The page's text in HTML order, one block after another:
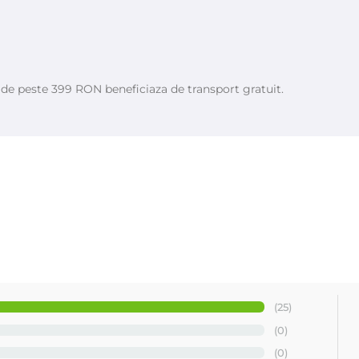
peste 399 RON beneficiaza de transport gratuit.
(25)
(0)
(0)